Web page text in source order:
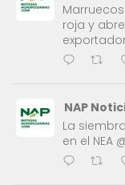
roja y
NAP
La
en el NEA